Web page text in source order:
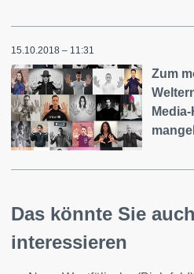
15.10.2018 – 11:31
Zum
Das könnte Sie auch
interessieren